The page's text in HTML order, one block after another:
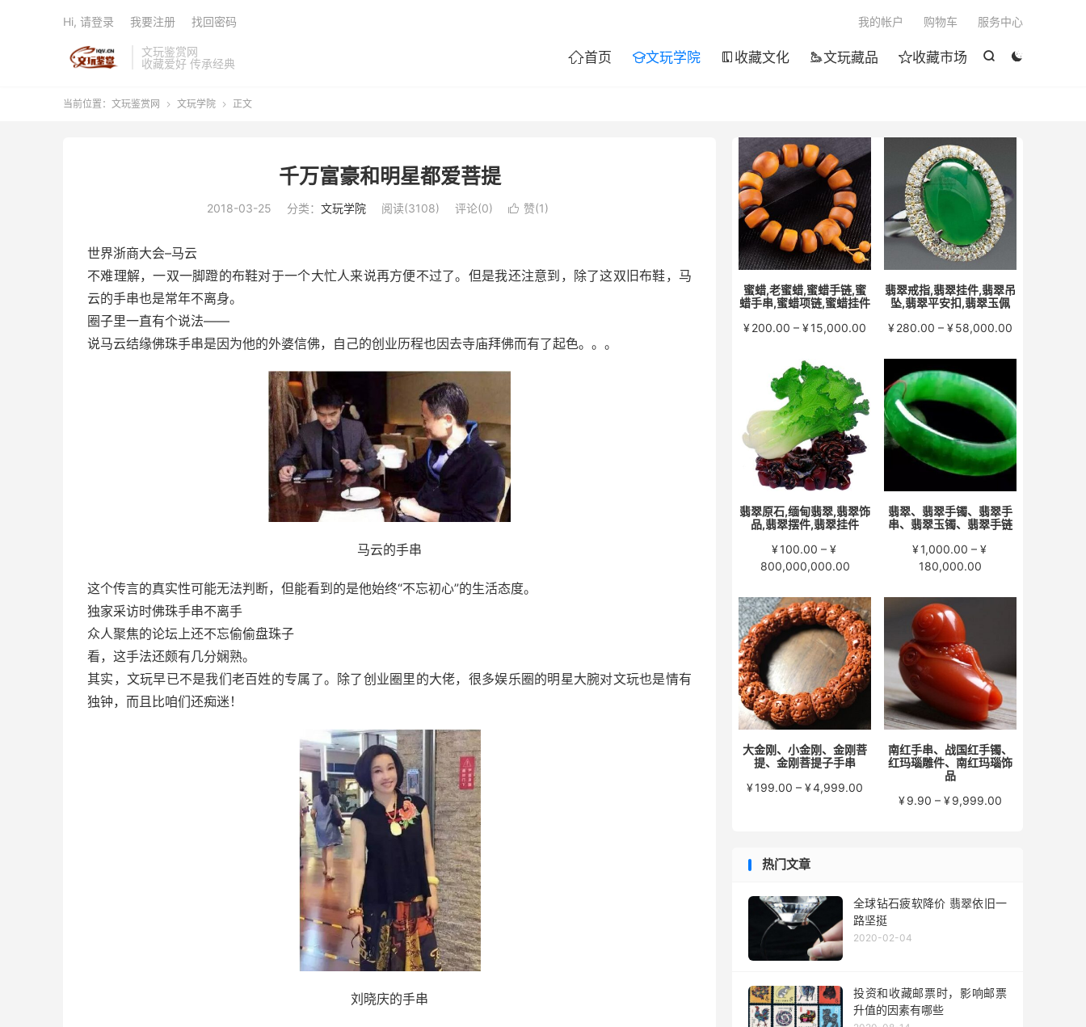
文玩鉴赏网
收藏爱好 传承经典


首页 文玩学院  收藏文化 文玩藏品 收藏市场
我的帐户 购物车 服务中心
Hi, 请登录 我要注册 找回密码
当前位置： 文玩鉴赏网  文玩学院  正文
千万富豪和明星都爱菩提
2018-03-25 分类： 文玩学院 阅读(3108) 评论(0)  赞(1)
世界浙商大会–马云
不难理解，一双一脚蹬的布鞋对于一个大忙人来说再方便不过了。但是我还注意到，除了这双旧布鞋，马
云的手串也是常年不离身。
圈子里一直有个说法——
说马云结缘佛珠手串是因为他的外婆信佛，自己的创业历程也因去寺庙拜佛而有了起色。。。
马云的手串
这个传言的真实性可能无法判断，但能看到的是他始终“不忘初心”的生活态度。
独家采访时佛珠手串不离手
众人聚焦的论坛上还不忘偷偷盘珠子
看，这手法还颇有几分娴熟。
其实，文玩早已不是我们老百姓的专属了。除了创业圈里的大佬，很多娱乐圈的明星大腕对文玩也是情有
独钟，而且比咱们还痴迷！
刘晓庆的手串
蜜蜡,老蜜蜡,蜜蜡手链,蜜
蜡手串,蜜蜡项链,蜜蜡挂件
¥200.00 – ¥15,000.00
¥200.00
至
¥15,000.00
翡翠戒指,翡翠挂件,翡翠吊
坠,翡翠平安扣,翡翠玉佩
¥280.00 – ¥58,000.00
范
至
¥58,000.00
翡翠原石,缅甸翡翠,翡翠饰
品,翡翠摆件,翡翠挂件
¥100.00 – ¥
800,000,000.00价
范
围：
¥100.00
至
¥800,000,000.00
翡翠、翡翠手镯、翡翠手
串、翡翠玉镯、翡翠手链
¥1,000.00 – ¥
180,000.00
范
¥180,000.00
大金刚、小金刚、金刚菩
提、金刚菩提子手串
¥199.00 – ¥4,999.00
南红手串、战国红手镯、
红玛瑙雕件、南红玛瑙饰
品
¥9.90 – ¥9,999.00
¥9,999.00
热门文章
全球钻石疲软降价 翡翠依旧一
路坚挺
2020-02-04
投资和收藏邮票时，影响邮票
升值的因素有哪些